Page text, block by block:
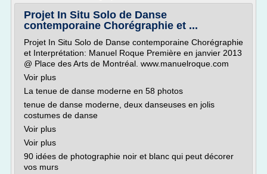
Projet In Situ Solo de Danse
contemporaine Chorégraphie et ...
Projet In Situ Solo de Danse contemporaine Chorégraphie
et Interprétation: Manuel Roque Première en janvier 2013
@ Place des Arts de Montréal. www.manuelroque.com
Voir plus
La tenue de danse moderne en 58 photos
tenue de danse moderne, deux danseuses en jolis
costumes de danse
Voir plus
Voir plus
90 idées de photographie noir et blanc qui peut décorer
vos murs